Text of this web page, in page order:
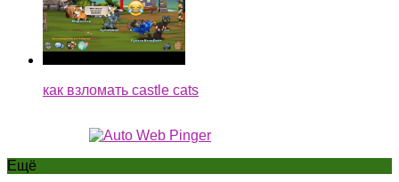
как взломать castle cats
Ещё